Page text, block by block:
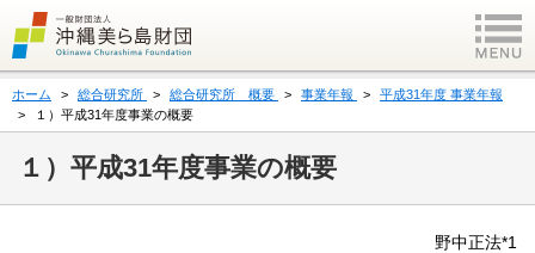
ホーム 総合研究所 総合研究所 概要 事業年報
平成31年度 事業年報
１）平成31年度事業の概要
１）平成31年度事業の概要
野中正法*1